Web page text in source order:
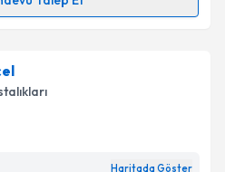
kabul ediyorum.
Talebini Gönder
Talebi
randevu takvimi talebi
randevu almanız için bir
e-posta ile bilgilendireceğiz.
Haritada Göster